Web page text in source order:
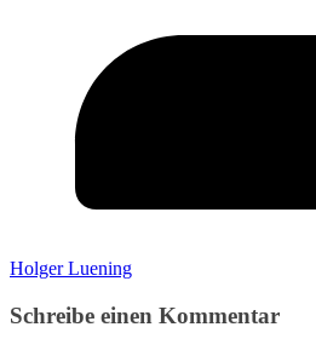
Holger Luening
Schreibe einen Kommentar